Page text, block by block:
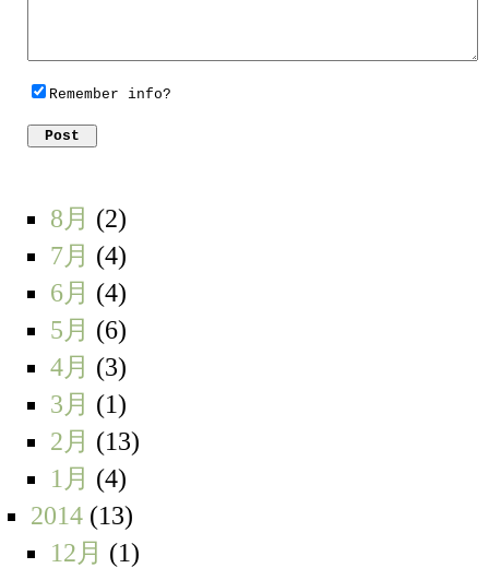
Remember info?
8月 (2)
7月 (4)
6月 (4)
5月 (6)
4月 (3)
3月 (1)
2月 (13)
1月 (4)
2014 (13)
12月 (1)